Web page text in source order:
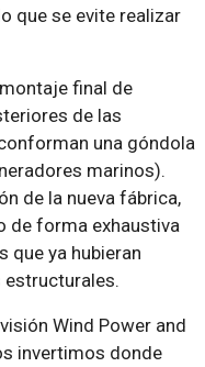
que se evite realizar
final de
de las
una góndola
marinos).
de la nueva fábrica,
de forma exhaustiva
que ya hubieran
Wind Power and
invertimos donde